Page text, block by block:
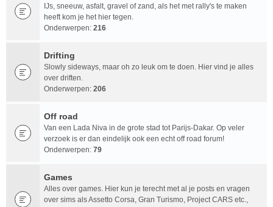
IJs, sneeuw, asfalt, gravel of zand, als het met rally's te maken
heeft kom je het hier tegen.
Onderwerpen: 216
Drifting
Slowly sideways, maar oh zo leuk om te doen. Hier vind je alles
over driften.
Onderwerpen: 206
Off road
Van een Lada Niva in de grote stad tot Parijs-Dakar. Op veler
verzoek is er dan eindelijk ook een echt off road forum!
Onderwerpen: 79
Games
Alles over games. Hier kun je terecht met al je posts en vragen
over sims als Assetto Corsa, Gran Turismo, Project CARS etc.,